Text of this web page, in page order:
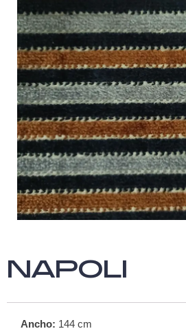
NAPOLI
Ancho: 144 cm